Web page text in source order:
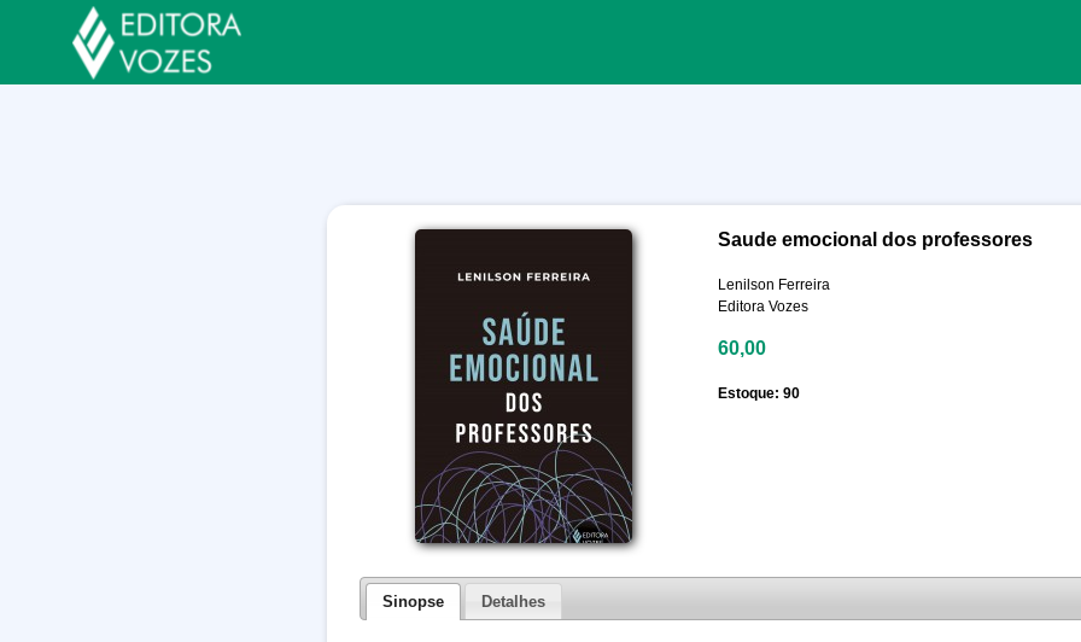
Saude emocional dos professores
Lenilson Ferreira
Editora Vozes
60,00
Estoque: 90
Sinopse Detalhes